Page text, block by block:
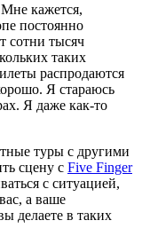
кажется,
постоянно
сотни тысяч
таких
распродаются
Я стараюсь
Я даже как-то
туры с другими
сцену с Five Finger
с ситуацией,
а ваше
делаете в таких